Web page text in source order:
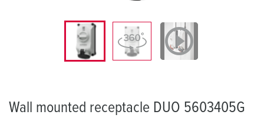
Wall mounted receptacle DUO 5603405G